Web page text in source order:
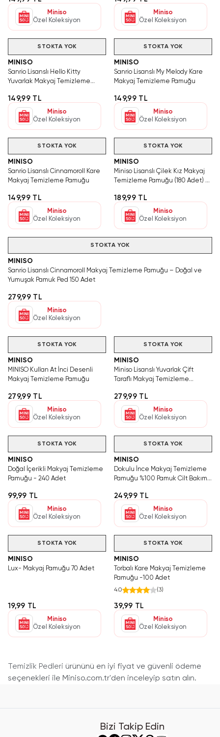
Miniso
Özel Koleksiyon
Miniso
Özel Koleksiyon
STOKTA YOK
MINISO
Sanrio Lisanslı Hello Kitty
Yuvarlak Makyaj Temizleme
149,99 TL
Miniso
Özel Koleksiyon
STOKTA YOK
MINISO
Sanrio Lisanslı My Melody Kare
Makyaj Temizleme Pamuğu
149,99 TL
Miniso
Özel Koleksiyon
STOKTA YOK
MINISO
Sanrio Lisanslı Cinnamoroll Kare
Makyaj Temizleme Pamuğu
149,99 TL
Miniso
Özel Koleksiyon
STOKTA YOK
MINISO
Miniso Lisanslı Çilek Kız Makyaj
Temizleme Pamuğu (180 Adet) –
Bakım Pedi
189,99 TL
Miniso
Özel Koleksiyon
STOKTA YOK
MINISO
Sanrio Lisanslı Cinnamoroll Makyaj Temizleme Pamuğu – Doğal ve
Yumuşak Pamuk Ped 150 Adet
279,99 TL
Miniso
Özel Koleksiyon
STOKTA YOK
MINISO
MINISO Kullan At İnci Desenli
Makyaj Temizleme Pamuğu
279,99 TL
Miniso
Özel Koleksiyon
STOKTA YOK
MINISO
Miniso Lisanslı Yuvarlak Çift
Taraflı Makyaj Temizleme
Doğal 225 Adet
279,99 TL
Miniso
Özel Koleksiyon
STOKTA YOK
MINISO
Doğal İçerikli Makyaj Temizleme
Pamuğu - 240 Adet
99,99 TL
Miniso
Özel Koleksiyon
STOKTA YOK
MINISO
Dokulu İnce Makyaj Temizleme
Pamuğu %100 Pamuk Cilt Bakım
249,99 TL
Miniso
Özel Koleksiyon
STOKTA YOK
MINISO
Lux- Makyaj Pamuğu 70 Adet
19,99 TL
Miniso
Özel Koleksiyon
STOKTA YOK
MINISO
Torbalı Kare Makyaj Temizleme
Pamuğu -100 Adet
4.0 (3)
39,99 TL
Miniso
Özel Koleksiyon
Temizlik Pedleri ürününü en iyi fiyat ve güvenli ödeme
seçenekleri ile Miniso.com.tr'den inceleyip satın alın.
Bizi Takip Edin